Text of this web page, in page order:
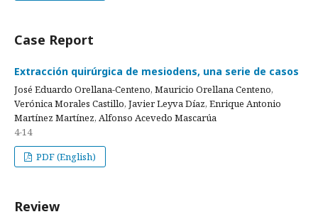
Case Report
Extracción quirúrgica de mesiodens, una serie de casos
José Eduardo Orellana-Centeno, Mauricio Orellana Centeno,
Verónica Morales Castillo, Javier Leyva Díaz, Enrique Antonio
Martínez Martínez, Alfonso Acevedo Mascarúa
4-14
PDF (English)
Review